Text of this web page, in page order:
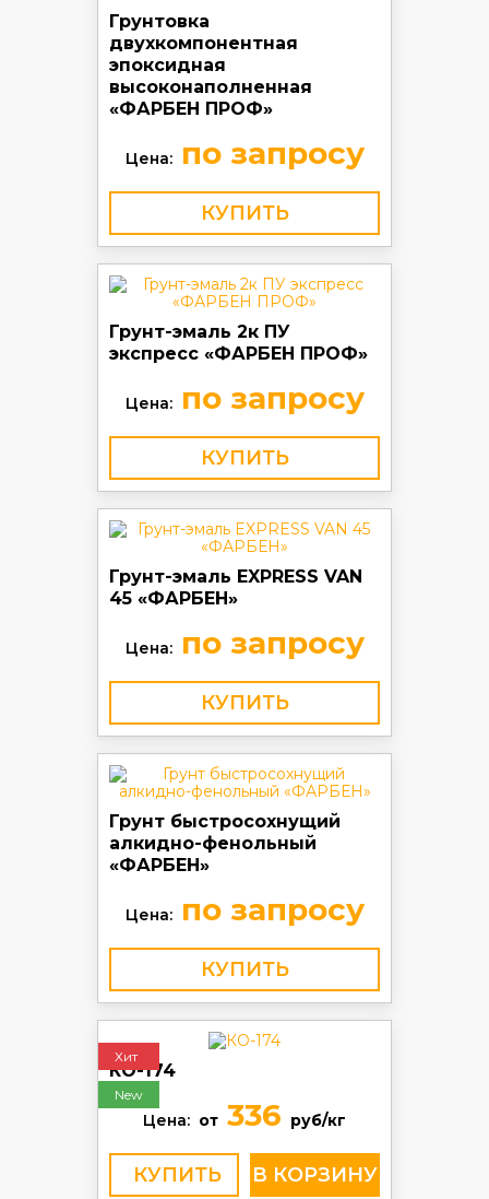
Грунтовка
двухкомпонентная
эпоксидная
высоконаполненная
«ФАРБЕН ПРОФ»
Цена:по запросу
КУПИТЬ
Грунт-эмаль 2к ПУ
экспресс «ФАРБЕН ПРОФ»
Цена:по запросу
КУПИТЬ
Грунт-эмаль EXPRESS VAN
45 «ФАРБЕН»
Цена:по запросу
КУПИТЬ
Грунт быстросохнущий
алкидно-фенольный
«ФАРБЕН»
Цена:по запросу
КУПИТЬ
Хит
New
КО-174
Цена: от 336 руб/кг
КУПИТЬ